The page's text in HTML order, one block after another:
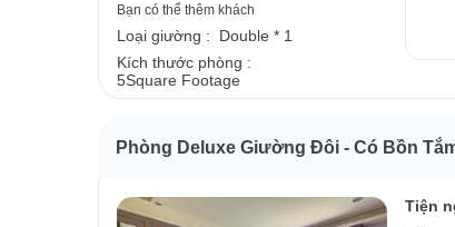
Bạn có thể thêm khách
Loại giường :
Double * 1
Kích thước phòng :
5Square Footage
Phòng Deluxe Giường Đôi - Có Bồn
Tiện